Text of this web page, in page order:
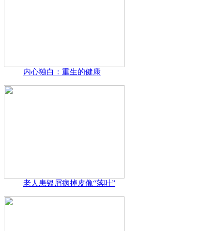
内心独白：重生的健康
老人患银屑病掉皮像“落叶”